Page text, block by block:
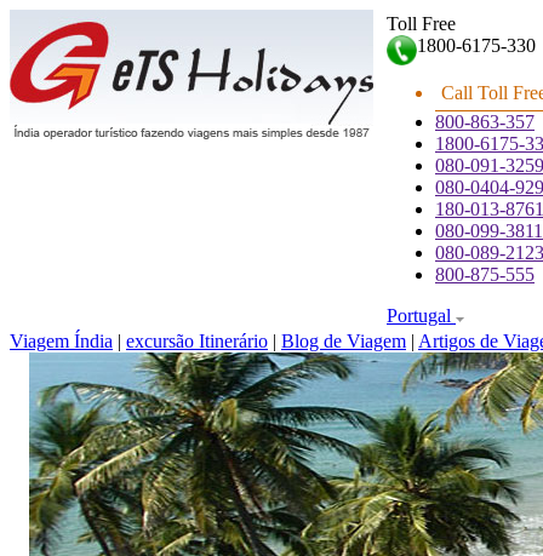
Toll Free
1800-6175-330
Call Toll
800-863-357
1800-6175-
080-091-3259
080-0404-
180-013-8761
080-099-3811
080-089-
800-875-555
Portugal
Viagem Índia | excursão Itinerário | Blog de Viagem | Artigos de